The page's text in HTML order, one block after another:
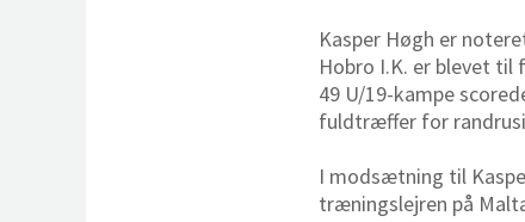
Kasper Høgh er
Hobro I.K. er blevet til
49 U/19-kampe
fuldtræffer for
I modsætning til
træningslejren på